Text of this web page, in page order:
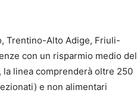
Trentino-Alto Adige, Friuli-
con un risparmio medio del
la linea comprenderà oltre 250
e non alimentari